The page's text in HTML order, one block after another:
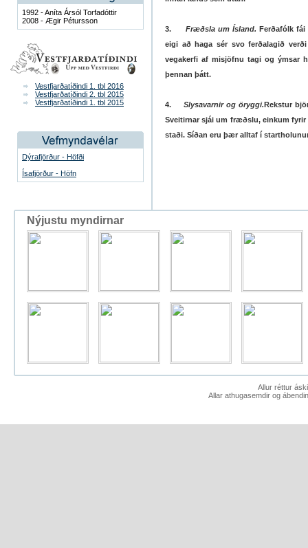
1992 - Aníta Ársól Torfadóttir
2008 - Ægir Pétursson
Vestfjarðatíðindi 1. tbl 2016
Vestfjarðatíðindi 2. tbl 2015
Vestfjarðatíðindi 1. tbl 2015
Dýrafjörður - Höfði
Ísafjörður - Höfn
3. Fræðsla um Ísland. Ferðafólk
eigi að haga sér svo ferðalagið
vegakerfi af misjöfnu tagi og ýmsar
þennan þátt.
4.Slysavarnir og öryggi.Rekstur
Sveitirnar sjái um fræðslu, einkum
staði. Síðan eru þær alltaf í
Nýjustu myndirnar
Allur réttur
Allar athugasemdir og